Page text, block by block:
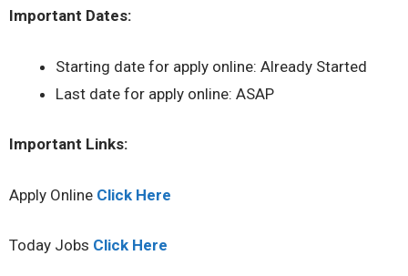
Important Dates:
Starting date for apply online: Already Started
Last date for apply online: ASAP
Important Links:
Apply Online Click Here
Today Jobs Click Here